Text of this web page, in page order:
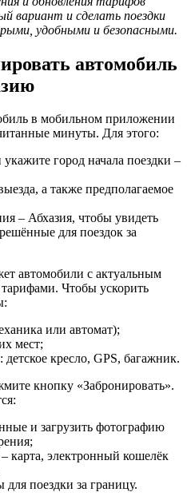
вариант и сделать поездки
удобными и безопасными.
автомобиль
в мобильном приложении
минуты. Для этого:
город начала поездки –
а также предполагаемое
– Абхазия, чтобы увидеть
для поездок за
автомобили с актуальным
Чтобы ускорить
или автомат);
мест;
кресло, GPS, багажник.
кнопку «Забронировать».
и загрузить фотографию
карта, электронный кошелёк
поездки за границу.